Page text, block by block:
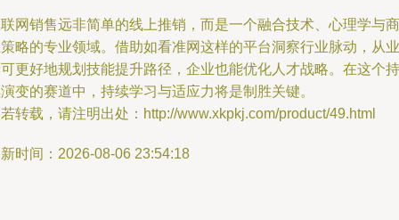
网销售远非简单的线上推销，而是一个融合技术、心理学与商
略的专业领域。借助如看准网这样的平台洞察行业脉动，从业
更好地规划技能提升路径，企业也能优化人才战略。在这个持
变的赛道中，持续学习与适应力将是制胜关键。
转载，请注明出处：http://www.xkpkj.com/product/49.html
时间：2026-08-06 23:54:18